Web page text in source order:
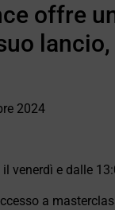
offre
2024
venerdì e dalle
a